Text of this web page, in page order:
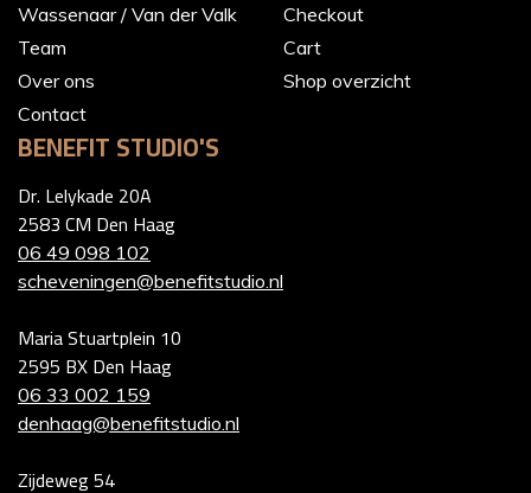
Wassenaar / Van der Valk
Team
Over ons
Contact
Checkout
Cart
Shop overzicht
BENEFIT STUDIO'S
Dr. Lelykade 20A
2583 CM Den Haag
06 49 098 102
scheveningen@benefitstudio.nl
Maria Stuartplein 10
2595 BX Den Haag
06 33 002 159
denhaag@benefitstudio.nl
Zijdeweg 54